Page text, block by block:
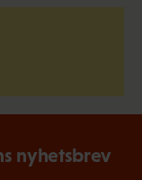
nyhetsbrev